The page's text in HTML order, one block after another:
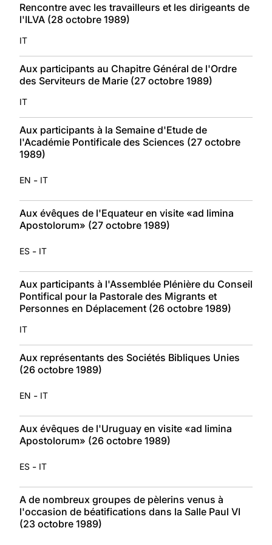
Rencontre avec les travailleurs et les dirigeants de
l'ILVA (28 octobre 1989)
IT
Aux participants au Chapitre Général de l'Ordre
des Serviteurs de Marie (27 octobre 1989)
IT
Aux participants à la Semaine d'Etude de
l'Académie Pontificale des Sciences (27 octobre
1989)
EN - IT
Aux évêques de l'Equateur en visite «ad limina
Apostolorum» (27 octobre 1989)
ES - IT
Aux participants à l'Assemblée Plénière du Conseil
Pontifical pour la Pastorale des Migrants et
Personnes en Déplacement (26 octobre 1989)
IT
Aux représentants des Sociétés Bibliques Unies
(26 octobre 1989)
EN - IT
Aux évêques de l'Uruguay en visite «ad limina
Apostolorum» (26 octobre 1989)
ES - IT
A de nombreux groupes de pèlerins venus à
l'occasion de béatifications dans la Salle Paul VI
(23 octobre 1989)